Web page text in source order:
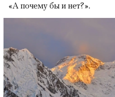
«А почему бы и нет?».